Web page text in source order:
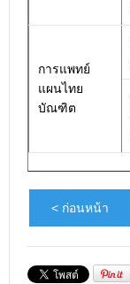
การแพทย์
แผนไทย
บัณฑิต
< ก่อนหน้า